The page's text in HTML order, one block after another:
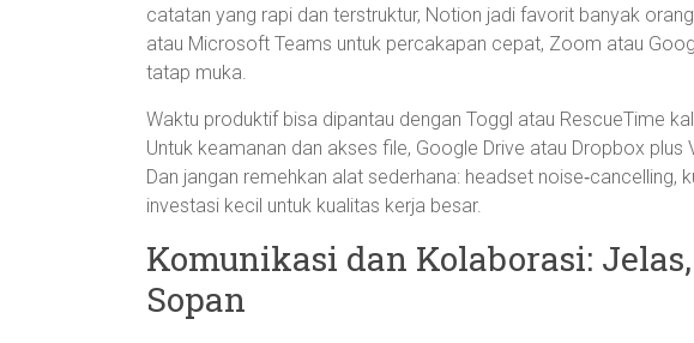
catatan yang rapi dan terstruktur, Notion jadi favorit banyak
atau Microsoft Teams untuk percakapan cepat, Zoom atau
tatap muka.
Waktu produktif bisa dipantau dengan Toggl atau RescueTime
Untuk keamanan dan akses file, Google Drive atau Dropbox plus
Dan jangan remehkan alat sederhana: headset noise‑cancelling,
investasi kecil untuk kualitas kerja besar.
Komunikasi dan Kolaborasi:
Sopan